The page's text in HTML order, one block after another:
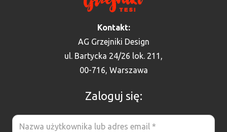
Kontakt:
AG Grzejniki Design
ul. Bartycka 24/26 lok. 211,
00-716, Warszawa
Zaloguj się: